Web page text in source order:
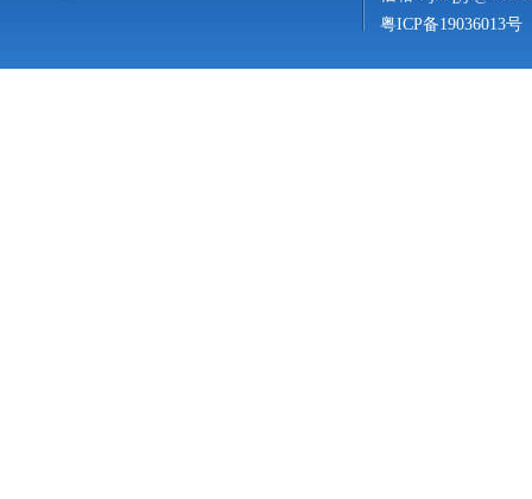
粤ICP备19036013号